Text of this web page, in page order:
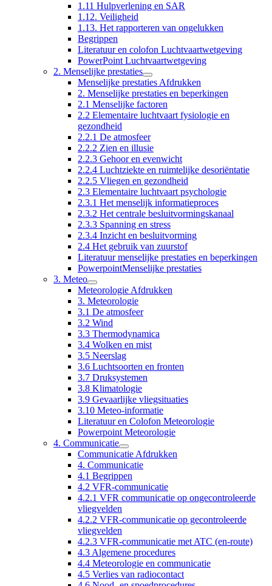
1.11 Hulpverlening en SAR
1.12. Veiligheid
1.13. Het rapporteren van ongelukken
Begrippen
Literatuur en colofon Luchtvaartwetgeving
PowerPoint Luchtvaartwetgeving
2. Menselijke prestaties
Menselijke prestaties Afdrukken
2. Menselijke prestaties en beperkingen
2.1 Menselijke factoren
2.2 Elementaire luchtvaart fysiologie en
gezondheid
2.2.1 De atmosfeer
2.2.2 Zien en illusie
2.2.3 Gehoor en evenwicht
2.2.4 Luchtziekte en ruimtelijke desoriëntatie
2.2.5 Vliegen en gezondheid
2.3 Elementaire luchtvaart psychologie
2.3.1 Het menselijk informatieproces
2.3.2 Het centrale besluitvormingskanaal
2.3.3 Spanning en stress
2.3.4 Inzicht en besluitvorming
2.4 Het gebruik van zuurstof
Literatuur menselijke prestaties en beperkingen
PowerpointMenselijke prestaties
3. Meteo
Meteorologie Afdrukken
3. Meteorologie
3.1 De atmosfeer
3.2 Wind
3.3 Thermodynamica
3.4 Wolken en mist
3.5 Neerslag
3.6 Luchtsoorten en fronten
3.7 Druksystemen
3.8 Klimatologie
3.9 Gevaarlijke vliegsituaties
3.10 Meteo-informatie
Literatuur en Colofon Meteorologie
Powerpoint Meteorologie
4. Communicatie
Communicatie Afdrukken
4. Communicatie
4.1 Begrippen
4.2 VFR-communicatie
4.2.1 VFR communicatie op ongecontroleerde
vliegvelden
4.2.2 VFR-communicatie op gecontroleerde
vliegvelden
4.2.3 VFR-communicatie met ATC (en-route)
4.3 Algemene procedures
4.4 Meteorologie en communicatie
4.5 Verlies van radiocontact